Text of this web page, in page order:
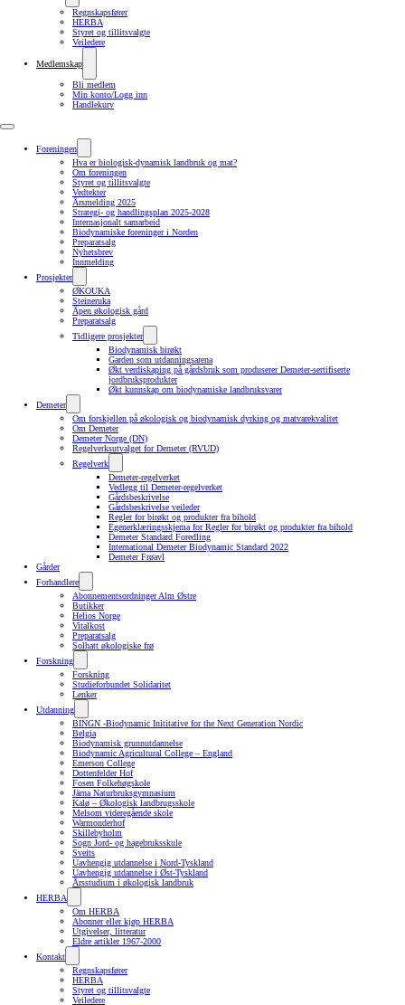
Regnskapsfører
HERBA
Styret og tillitsvalgte
Veiledere
Medlemskap
Bli medlem
Min konto/Logg inn
Handlekurv
Foreningen
Hva er biologisk-dynamisk landbruk og mat?
Om foreningen
Styret og tillitsvalgte
Vedtekter
Årsmelding 2025
Strategi- og handlingsplan 2025-2028
Internasjonalt samarbeid
Biodynamiske foreninger i Norden
Preparatsalg
Nyhetsbrev
Innmelding
Prosjekter
ØKOUKA
Steineruka
Åpen økologisk gård
Preparatsalg
Tidligere prosjekter
Biodynamisk birøkt
Garden som utdanningsarena
Økt verdiskaping på gårdsbruk som produserer Demeter-sertifiserte
jordbruksprodukter
Økt kunnskap om biodynamiske landbruksvarer
Demeter
Om forskjellen på økologisk og biodynamisk dyrking og matvarekvalitet
Om Demeter
Demeter Norge (DN)
Regelverksutvalget for Demeter (RVUD)
Regelverk
Demeter-regelverket
Vedlegg til Demeter-regelverket
Gårdsbeskrivelse
Gårdsbeskrivelse veileder
Regler for birøkt og produkter fra bihold
Egenerklæringsskjema for Regler for birøkt og produkter fra bihold
Demeter Standard Foredling
International Demeter Biodynamic Standard 2022
Demeter Frøavl
Gårder
Forhandlere
Abonnementsordninger Alm Østre
Butikker
Helios Norge
Vitalkost
Preparatsalg
Solhatt økologiske frø
Forskning
Forskning
Studieforbundet Solidaritet
Lenker
Utdanning
BINGN -Biodynamic Inititative for the Next Generation Nordic
Belgia
Biodynamisk grunnutdannelse
Biodynamic Agricultural College – England
Emerson College
Dottenfelder Hof
Fosen Folkehøgskole
Järna Naturbruksgymnasium
Kalø – Økologisk landbrugsskole
Melsom videregående skole
Warmonderhof
Skillebyholm
Sogn Jord- og hagebruksskule
Sveits
Uavhengig utdannelse i Nord-Tyskland
Uavhengig utdannelse i Øst-Tyskland
Årsstudium i økologisk landbruk
HERBA
Om HERBA
Abonner eller kjøp HERBA
Utgivelser, litteratur
Eldre artikler 1967-2000
Kontakt
Regnskapsfører
HERBA
Styret og tillitsvalgte
Veiledere